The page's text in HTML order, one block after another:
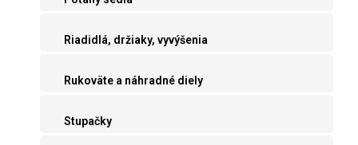
Riadidlá, držiaky, vyvýšenia
Rukoväte a náhradné diely
Stupačky